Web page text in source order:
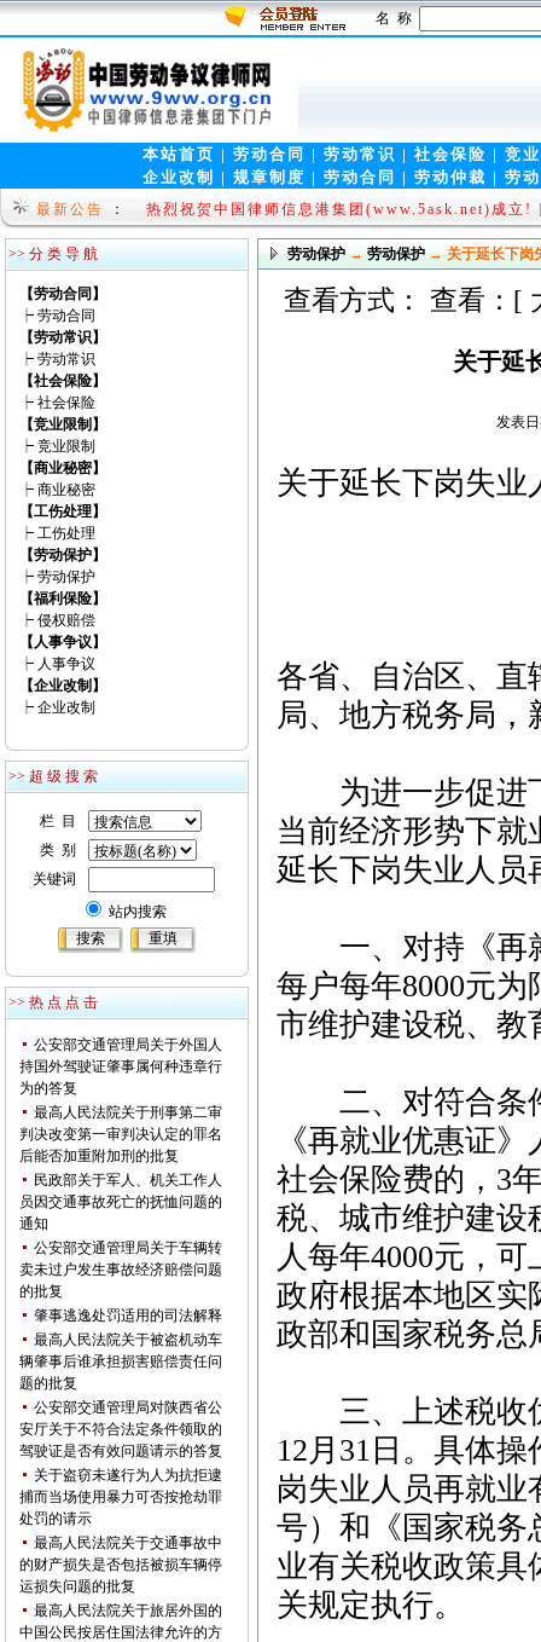
名 称
本站首页 | 劳动合同 | 劳动常识 | 社会保险 | 竞
企业改制
| 规章制度 | 劳动合同 | 劳动仲裁 | 劳
最新公告 ：
法律视窗(www.9wen.net)全新上线!! [law 2009-
热烈祝贺中国律师信息港集团(www.5ask.net)成立!
>> 分 类 导 航
【劳动合同】
┝ 劳动合同
【劳动常识】
┝ 劳动常识
【社会保险】
┝ 社会保险
【竞业限制】
┝ 竞业限制
【商业秘密】
┝ 商业秘密
【工伤处理】
┝ 工伤处理
【劳动保护】
┝ 劳动保护
【福利保险】
┝ 侵权赔偿
【人事争议】
┝ 人事争议
【企业改制】
┝ 企业改制
>> 超 级 搜 索
栏 目
类 别
关键词
站内搜索
>> 热 点 点 击
公安部交通管理局关于外国人
持国外驾驶证肇事属何种违章行
为的答复
最高人民法院关于刑事第二审
判决改变第一审判决认定的罪名
后能否加重附加刑的批复
民政部关于军人、机关工作人
员因交通事故死亡的抚恤问题的
通知
公安部交通管理局关于车辆转
卖未过户发生事故经济赔偿问题
的批复
肇事逃逸处罚适用的司法解释
最高人民法院关于被盗机动车
辆肇事后谁承担损害赔偿责任问
题的批复
公安部交通管理局对陕西省公
安厅关于不符合法定条件领取的
驾驶证是否有效问题请示的答复
关于盗窃未遂行为人为抗拒逮
捕而当场使用暴力可否按抢劫罪
处罚的请示
最高人民法院关于交通事故中
的财产损失是否包括被损车辆停
运损失问题的批复
最高人民法院关于旅居外国的
中国公民按居住国法律允许的方
劳动保护→ 劳动保护→ 关于延长下岗
查看方式： 查看：[
关于延
发表
关于延长下岗失
各省、自治区、直
局、地方税务局
为进一步促进下
当前经济形势下就
延长下岗失业人员
一、对持《再就
每户每年8000元
市维护建设税、教
二、对符合条件
《再就业优惠证
社会保险费的，3
税、城市维护建设
人每年4000元，
政府根据本地区实
政部和国家税务总
三、上述税收优
12月31日。具体
岗失业人员再就业
号）和《国家税务
业有关税收政策具
关规定执行。